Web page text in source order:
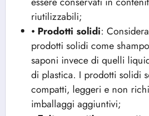
riutilizzabili;
⦁ Prodotti solidi:
prodotti solidi come
saponi invece di quelli
di plastica. I prodotti solidi
compatti, leggeri e non
imballaggi aggiuntivi;